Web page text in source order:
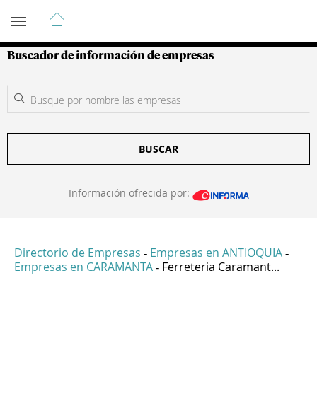
Guía de Empresas Colombianas
Buscador de información de empresas
BUSCAR
Información ofrecida por:
Directorio de Empresas - Empresas en ANTIOQUIA -
Empresas en CARAMANTA - Ferreteria Caramant...